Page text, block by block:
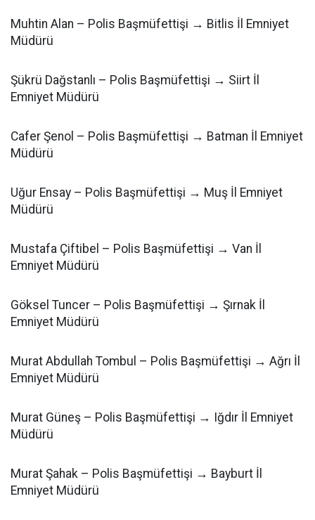
Muhtin Alan – Polis Başmüfettişi → Bitlis İl Emniyet
Müdürü
Şükrü Dağstanlı – Polis Başmüfettişi → Siirt İl
Emniyet Müdürü
Cafer Şenol – Polis Başmüfettişi → Batman İl Emniyet
Müdürü
Uğur Ensay – Polis Başmüfettişi → Muş İl Emniyet
Müdürü
Mustafa Çiftibel – Polis Başmüfettişi → Van İl
Emniyet Müdürü
Göksel Tuncer – Polis Başmüfettişi → Şırnak İl
Emniyet Müdürü
Murat Abdullah Tombul – Polis Başmüfettişi → Ağrı İl
Emniyet Müdürü
Murat Güneş – Polis Başmüfettişi → Iğdır İl Emniyet
Müdürü
Murat Şahak – Polis Başmüfettişi → Bayburt İl
Emniyet Müdürü